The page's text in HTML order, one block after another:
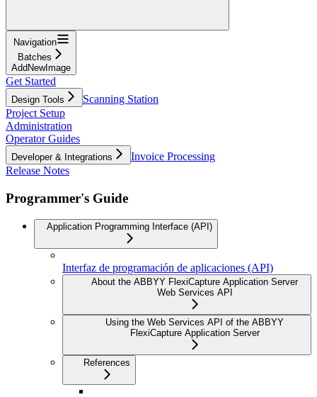
Navigation
Batches
AddNewImage
Get Started
Design Tools
Scanning Station
Project Setup
Administration
Operator Guides
Developer & Integrations
Invoice Processing
Release Notes
Programmer's Guide
Application Programming Interface (API)
Interfaz de programación de aplicaciones (API)
About the ABBYY FlexiCapture Application Server
Web Services API
Using the Web Services API of the ABBYY
FlexiCapture Application Server
References